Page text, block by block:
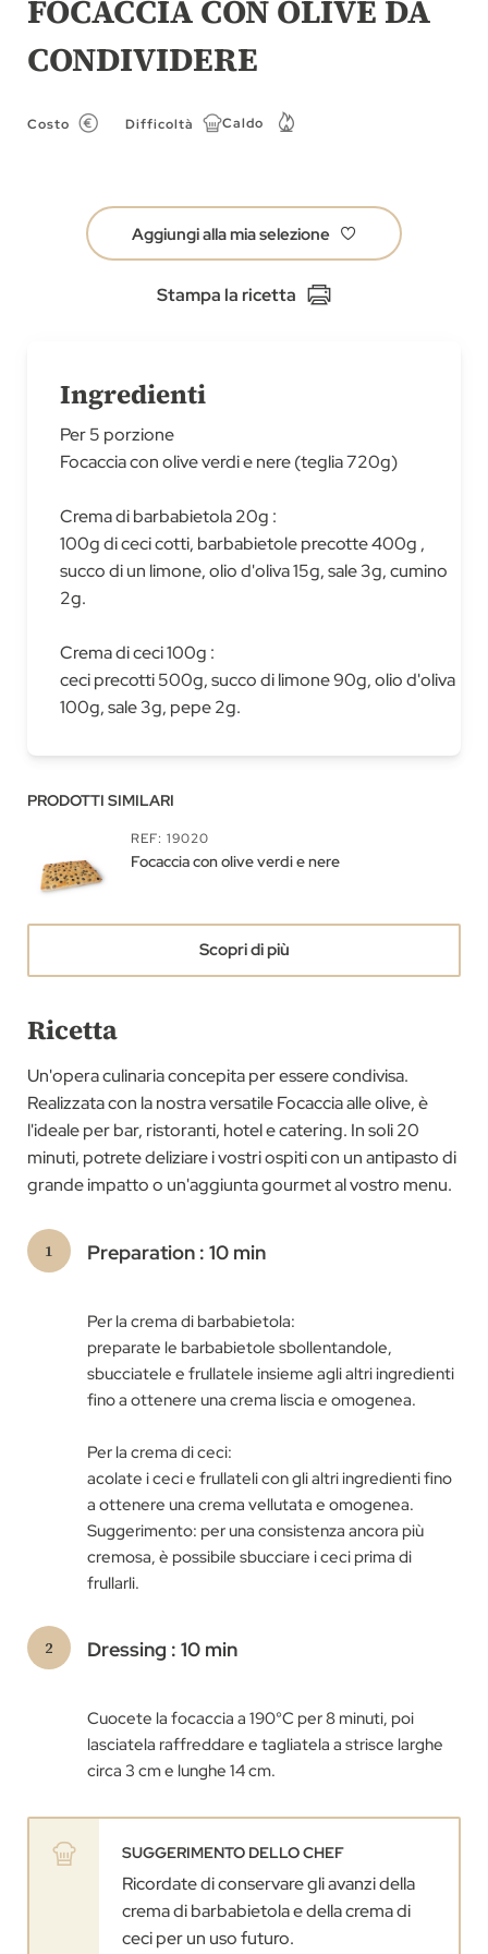
immagini
FOCACCIA CON OLIVE DA
CONDIVIDERE
Costo Difficoltà Caldo
Aggiungi alla mia selezione
Stampa la ricetta
Ingredienti
Per 5 porzione
Focaccia con olive verdi e nere (teglia 720g)
Crema di barbabietola 20g :
100g di ceci cotti, barbabietole precotte 400g ,
succo di un limone, olio d'oliva 15g, sale 3g, cumino
2g.
Crema di ceci 100g :
ceci precotti 500g, succo di limone 90g, olio d'oliva
100g, sale 3g, pepe 2g.
PRODOTTI SIMILARI
REF: 19020
Focaccia con olive verdi e nere
Scopri di più
Ricetta
Un'opera culinaria concepita per essere condivisa.
Realizzata con la nostra versatile Focaccia alle olive, è
l'ideale per bar, ristoranti, hotel e catering. In soli 20
minuti, potrete deliziare i vostri ospiti con un antipasto di
grande impatto o un'aggiunta gourmet al vostro menu.
Preparation : 10 min
Per la crema di barbabietola:
preparate le barbabietole sbollentandole,
sbucciatele e frullatele insieme agli altri ingredienti
fino a ottenere una crema liscia e omogenea.
Per la crema di ceci:
acolate i ceci e frullateli con gli altri ingredienti fino
a ottenere una crema vellutata e omogenea.
Suggerimento: per una consistenza ancora più
cremosa, è possibile sbucciare i ceci prima di
frullarli.
Dressing : 10 min
Cuocete la focaccia a 190°C per 8 minuti, poi
lasciatela raffreddare e tagliatela a strisce larghe
circa 3 cm e lunghe 14 cm.
SUGGERIMENTO DELLO CHEF
Ricordate di conservare gli avanzi della
crema di barbabietola e della crema di
ceci per un uso futuro.